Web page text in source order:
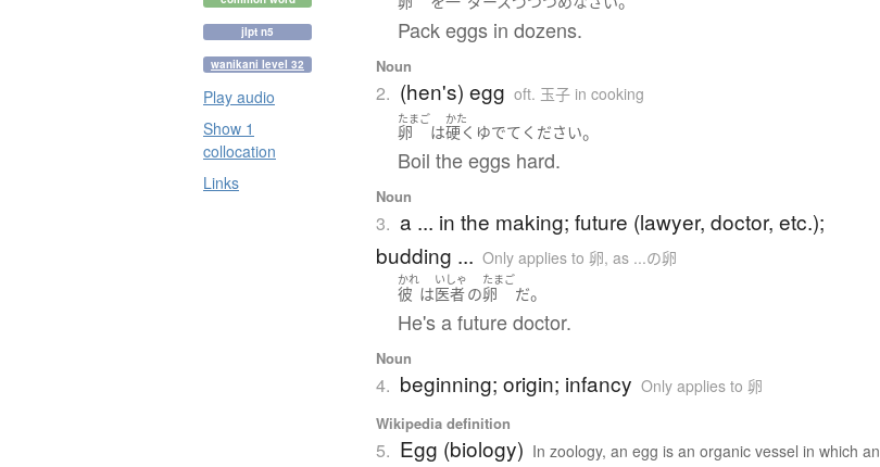
jlpt n5
wanikani level 32
Play audio
Show 1
collocation
Links
Pack eggs in dozens.
Noun
2. (hen's) egg oft. 玉子 in cooking
たまご
卵 は
かた
硬く ゆでて ください。
Boil the eggs hard.
Noun
3. a ... in the making; future (lawyer, doctor, etc.);
budding ... Only applies to 卵,as ...の卵
かれ
彼 は
いしゃ
医者の
たまご
卵 だ。
He's a future doctor.
Noun
4. beginning; origin; infancy Only applies to 卵
Wikipedia definition
5. Egg (biology) In zoology, an egg is an organic vessel in which an